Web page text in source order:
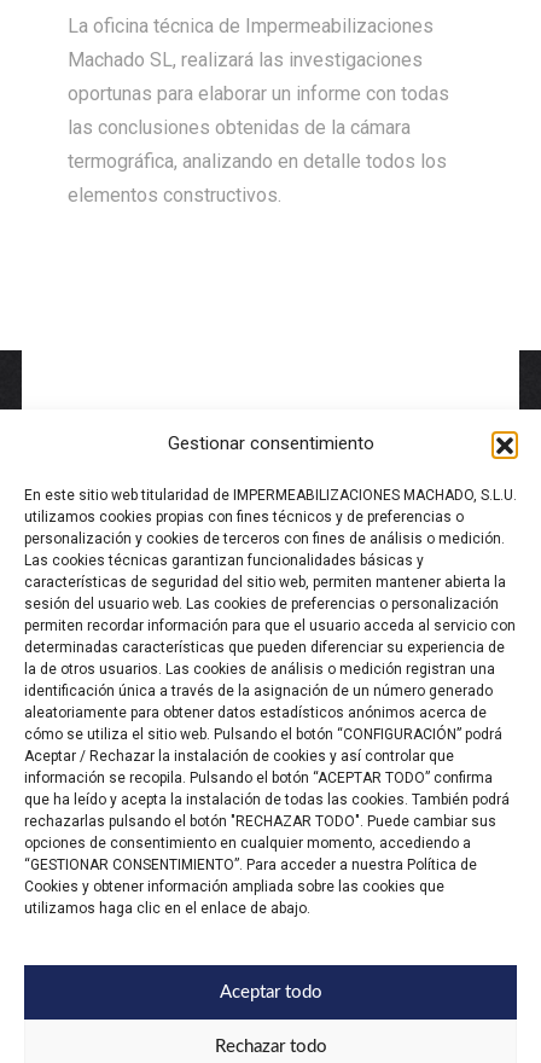
Gestionar consentimiento
En este sitio web titularidad de IMPERMEABILIZACIONES MACHADO, S.L.U.
utilizamos cookies propias con fines técnicos y de preferencias o
personalización y cookies de terceros con fines de análisis o medición.
Las cookies técnicas garantizan funcionalidades básicas y
características de seguridad del sitio web, permiten mantener abierta la
sesión del usuario web. Las cookies de preferencias o personalización
permiten recordar información para que el usuario acceda al servicio con
determinadas características que pueden diferenciar su experiencia de
la de otros usuarios. Las cookies de análisis o medición registran una
identificación única a través de la asignación de un número generado
aleatoriamente para obtener datos estadísticos anónimos acerca de
cómo se utiliza el sitio web. Pulsando el botón “CONFIGURACIÓN” podrá
Aceptar / Rechazar la instalación de cookies y así controlar que
información se recopila. Pulsando el botón “ACEPTAR TODO” confirma
que ha leído y acepta la instalación de todas las cookies. También podrá
rechazarlas pulsando el botón "RECHAZAR TODO". Puede cambiar sus
opciones de consentimiento en cualquier momento, accediendo a
“GESTIONAR CONSENTIMIENTO”. Para acceder a nuestra Política de
Cookies y obtener información ampliada sobre las cookies que
utilizamos haga clic en el enlace de abajo.
Aceptar todo
Rechazar todo
La oficina técnica de Impermeabilizaciones
Machado SL, realizará las investigaciones
oportunas para elaborar un informe con todas
las conclusiones obtenidas de la cámara
termográfica, analizando en detalle todos los
elementos constructivos.
Aviso
Legal